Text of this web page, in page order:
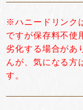
※ハニードリンク
ですが保存料不使
劣化する場合があ
んが、気になる方
す。